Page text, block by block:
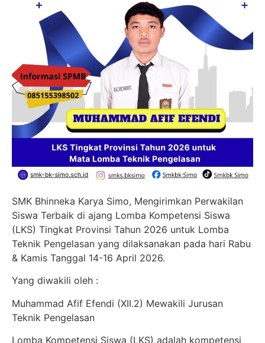
SMK Bhinneka Karya Simo, Mengirimkan Perwakilan
Siswa Terbaik di ajang Lomba Kompetensi Siswa
(LKS) Tingkat Provinsi Tahun 2026 untuk Lomba
Teknik Pengelasan yang dilaksanakan pada hari Rabu
& Kamis Tanggal 14-16 April 2026.
Yang diwakili oleh :
Muhammad Afif Efendi (XII.2) Mewakili Jurusan
Teknik Pengelasan
Lomba Kompetensi Siswa (LKS) adalah kompetensi